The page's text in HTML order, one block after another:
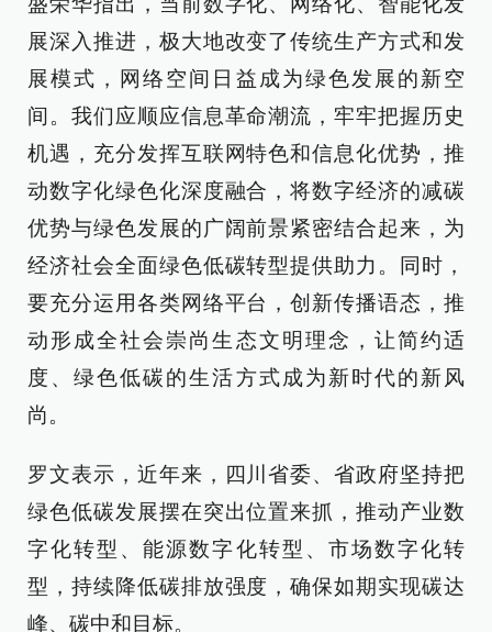
展深入推进，极大地改变了传统生产方式和发
展模式，网络空间日益成为绿色发展的新空
间。我们应顺应信息革命潮流，牢牢把握历史
机遇，充分发挥互联网特色和信息化优势，推
动数字化绿色化深度融合，将数字经济的减碳
优势与绿色发展的广阔前景紧密结合起来，为
经济社会全面绿色低碳转型提供助力。同时，
要充分运用各类网络平台，创新传播语态，推
动形成全社会崇尚生态文明理念，让简约适
度、绿色低碳的生活方式成为新时代的新风
尚。
罗文表示，近年来，四川省委、省政府坚持把
绿色低碳发展摆在突出位置来抓，推动产业数
字化转型、能源数字化转型、市场数字化转
型，持续降低碳排放强度，确保如期实现碳达
峰、碳中和目标。